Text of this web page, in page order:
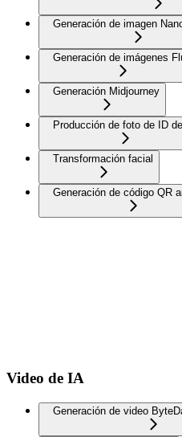
Generación de imagen
Generación de imágenes
Generación Midjourney
Producción de foto de ID
Transformación facial
Generación de código QR
Video de IA
Generación de video